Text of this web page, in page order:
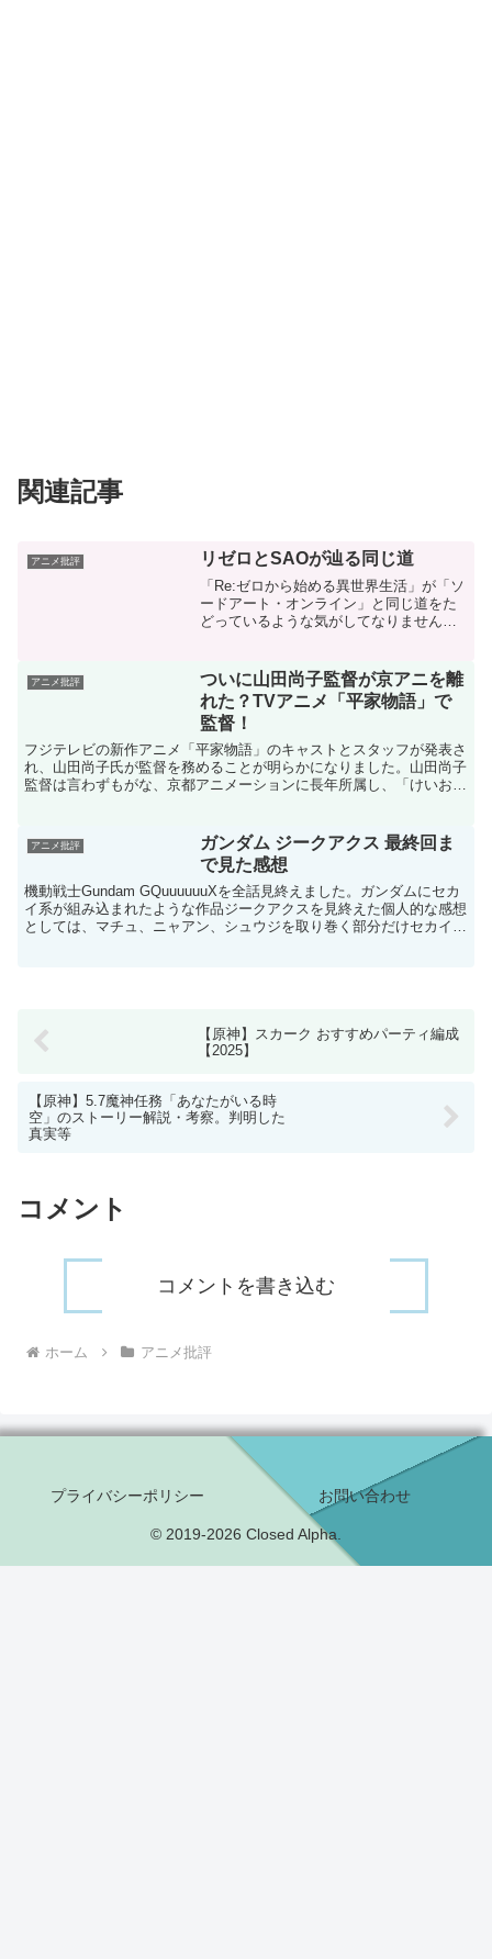
関連記事
アニメ批評 リゼロとSAOが辿る同じ道
「Re:ゼロから始める異世界生活」が「ソ
ードアート・オンライン」と同じ道をた
どっているような気がしてなりません。
の前半、アインクラッド編だけは面白い
ですが、それ以外は...
アニメ批評
ついに山田尚子監督が京アニを離
れた？TVアニメ「平家物語」で
監督！
フジテレビの新作アニメ「平家物語」のキャストとスタッフが発表さ
れ、山田尚子氏が監督を務めることが明らかになりました。山田尚子
監督は言わずもがな、京都アニメーションに長年所属し、「けいお
アニメ批評
ガンダム ジークアクス 最終回ま
で見た感想
機動戦士Gundam GQuuuuuuXを全話見終えました。ガンダムにセカ
イ系が組み込まれたような作品ジークアクスを見終えた個人的な感想
としては、マチュ、ニャアン、シュウジを取り巻く部分だけセカイ系
【原神】スカーク おすすめパーティ編成
【2025】
【原神】5.7魔神任務「あなたがいる時
空」のストーリー解説・考察。判明した
真実等
コメント
コメントを書き込む
ホーム アニメ批評
プライバシーポリシー お問い合わせ
© 2019-2026 Closed Alpha.